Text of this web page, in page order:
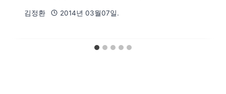
김정환 2014년 03월07일.